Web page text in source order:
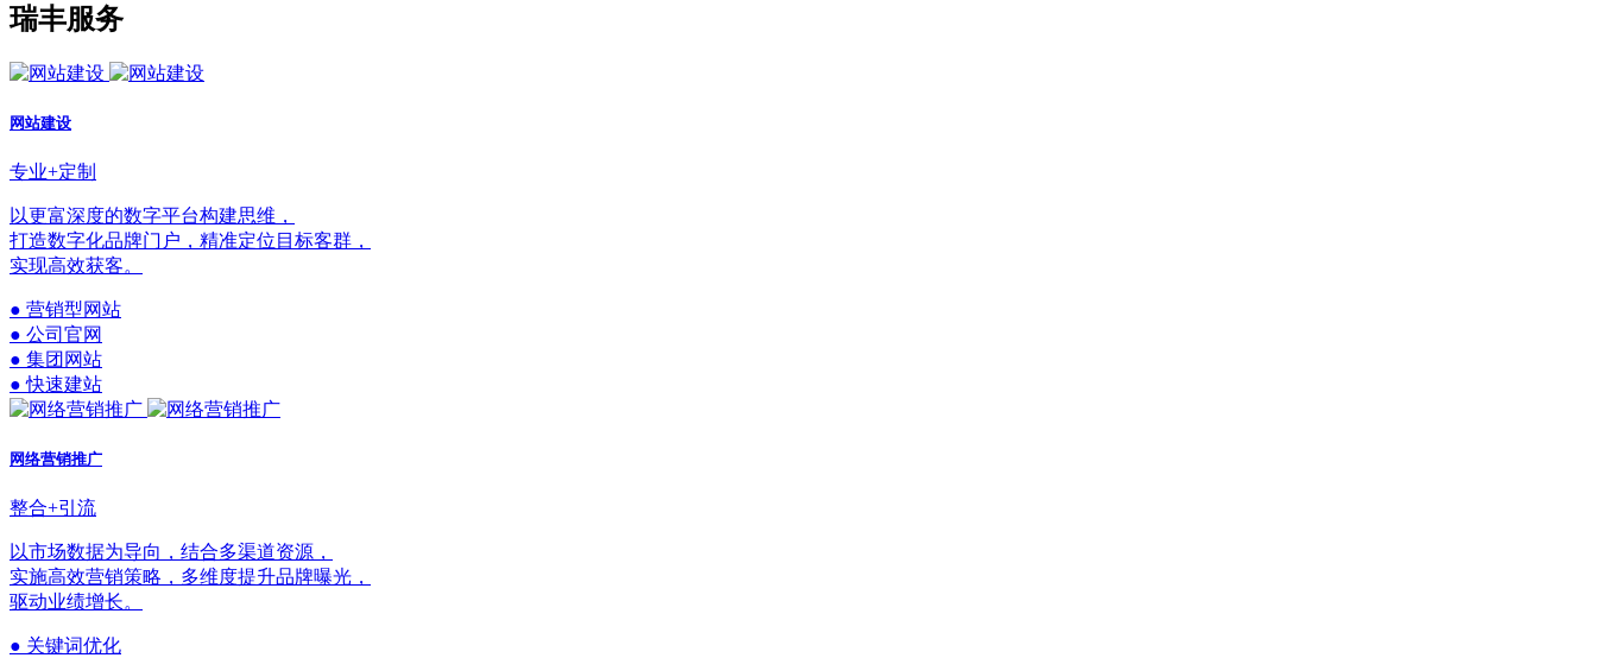
瑞丰服务
网站建设
专业+定制
以更富深度的数字平台构建思维，
打造数字化品牌门户，精准定位目标客群，
实现高效获客。
● 营销型网站
● 公司官网
● 集团网站
● 快速建站
网络营销推广
整合+引流
以市场数据为导向，结合多渠道资源，
实施高效营销策略，多维度提升品牌曝光，
驱动业绩增长。
● 关键词优化